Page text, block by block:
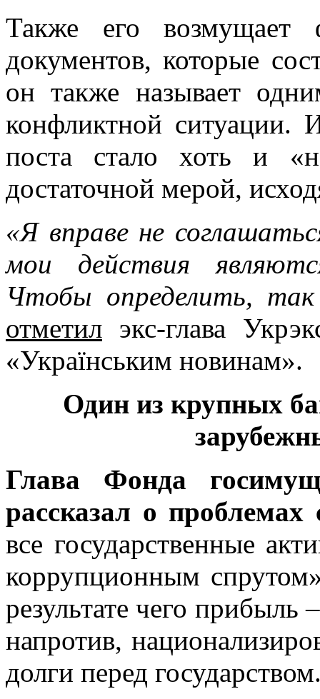
Также его возмущает
документов, которые
он также называет
конфликтной ситуации.
поста стало хоть и
достаточной мерой,
«Я вправе не
мои действия
Чтобы определить,
отметил экс-глава
«Українським новинам».
Один из крупных
Глава Фонда
рассказал о
все государственные
коррупционным
результате чего прибыль
напротив,
долги перед